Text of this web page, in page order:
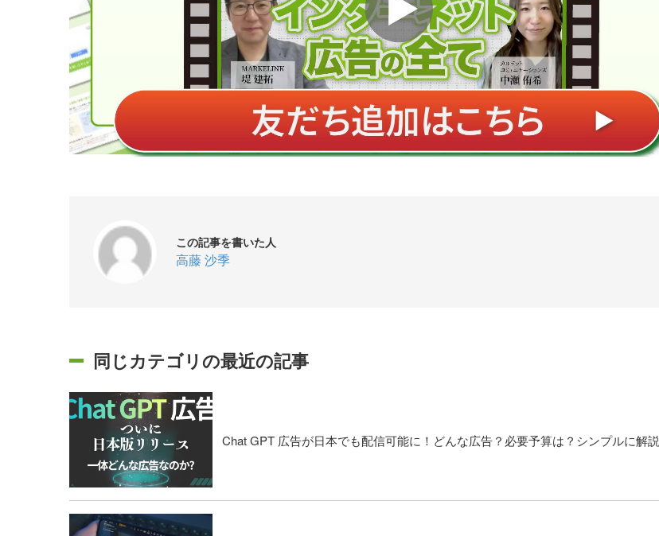
この記事を書いた人
高藤 沙季
同じカテゴリの最近の記事
Chat GPT 広告が日本でも配信可能に！どんな広告？必要予算は？シンプルに解説